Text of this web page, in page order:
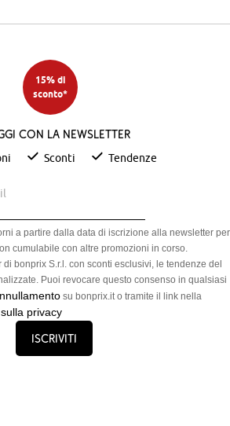
15% di
sconto*
con la newsletter
Sconti Tendenze
a partire dalla data di iscrizione alla newsletter per
cumulabile con altre promozioni in corso.
bonprix S.r.l. con sconti esclusivi, le tendenze del
Puoi revocare questo consenso in qualsiasi
su bonprix.it o tramite il link nella
privacy
Iscriviti